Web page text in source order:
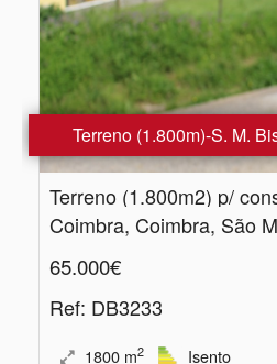
Terreno (1.800m)-S. M.
Terreno (1.​800m2) p/
65.000€
Ref: DB3233
1800 m2 Isento